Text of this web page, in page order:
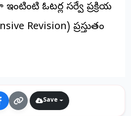
ఓటర్ల సర్వే ప్రక్రియ
Revision) ప్రస్తుతం
Save